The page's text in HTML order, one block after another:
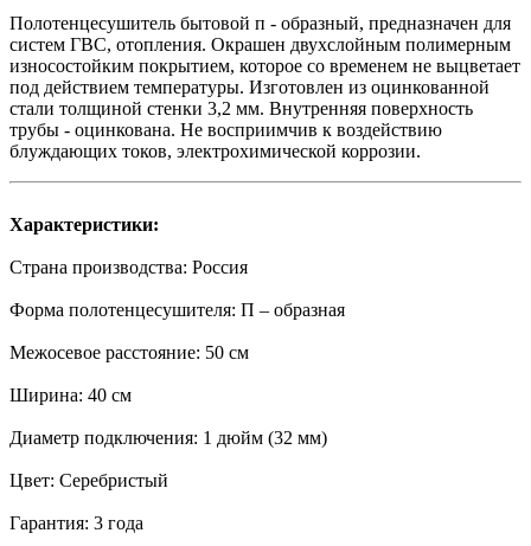
Полотенцесушитель бытовой п - образный, предназначен для
систем ГВС, отопления. Окрашен двухслойным полимерным
износостойким покрытием, которое со временем не выцветает
под действием температуры. Изготовлен из оцинкованной
стали толщиной стенки 3,2 мм. Внутренняя поверхность
трубы - оцинкована. Не восприимчив к воздействию
блуждающих токов, электрохимической коррозии.
Характеристики:
Страна производства: Россия
Форма полотенцесушителя: П – образная
Межосевое расстояние: 50 см
Ширина: 40 см
Диаметр подключения: 1 дюйм (32 мм)
Цвет: Серебристый
Гарантия: 3 года